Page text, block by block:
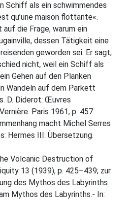
Schiff als ein schwimmendes
qu’une maison flottante«.
die Frage, warum ein
dessen Tätigkeit eine
geworden sei. Er sagt,
nicht, weil ein Schiff als
Gehen auf den Planken
Wandeln auf dem Parkett
D. Diderot: Œuvres
Paris 1961, p. 457.
macht Michel Serres
Hermes III: Übersetzung.
Volcanic Destruction of
13 (1939), p. 425–439; zur
des Mythos des Labyrinths
Mythos des Labyrinths.- In: